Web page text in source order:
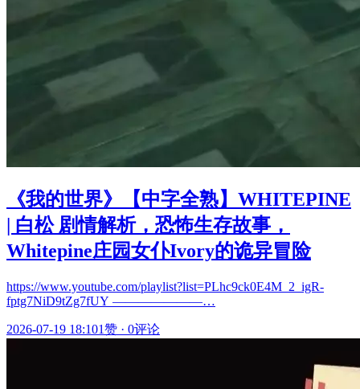
《我的世界》【中字全熟】WHITEPINE
| 白松 剧情解析，恐怖生存故事，
Whitepine庄园女仆Ivory的诡异冒险
https://www.youtube.com/playlist?list=PLhc9ck0E4M_2_igR-
fptg7NiD9tZg7fUY ———————…
2026-07-19 18:101赞 · 0评论